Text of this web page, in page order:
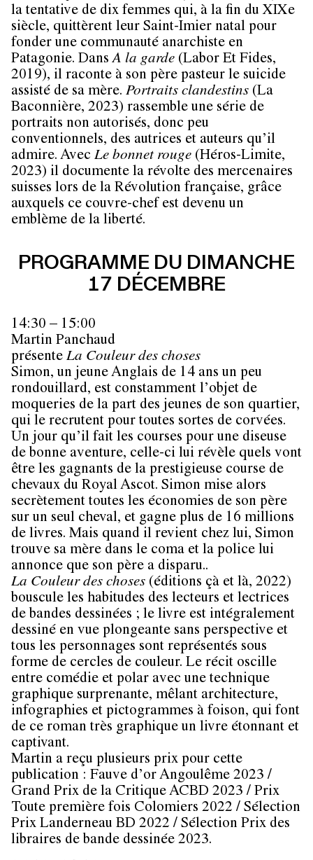
la tentative de dix femmes qui, à la fin du XIXe
siècle, quittèrent leur Saint-Imier natal pour
fonder une communauté anarchiste en
Patagonie. DansA la garde (Labor Et Fides,
2019), il raconte à son père pasteur le suicide
assisté de sa mère. Portraits clandestins (La
Baconnière, 2023) rassemble une série de
portraits non autorisés, donc peu
conventionnels, des autrices et auteurs qu’il
admire. Avec Le bonnet rouge (Héros-Limite,
2023) il documente la révolte des mercenaires
suisses lors de la Révolution française, grâce
auxquels ce couvre-chef est devenu un
emblème de la liberté.
PROGRAMME DU DIMANCHE
17 DÉCEMBRE
14:30 – 15:00
Martin Panchaud
présente La Couleur des choses
Simon, un jeune Anglais de 14 ans un peu
rondouillard, est constamment l’objet de
moqueries de la part des jeunes de son quartier,
qui le recrutent pour toutes sortes de corvées.
Un jour qu’il fait les courses pour une diseuse
de bonne aventure, celle-ci lui révèle quels vont
être les gagnants de la prestigieuse course de
chevaux du Royal Ascot. Simon mise alors
secrètement toutes les économies de son père
sur un seul cheval, et gagne plus de 16 millions
de livres. Mais quand il revient chez lui, Simon
trouve sa mère dans le coma et la police lui
annonce que son père a disparu..
La Couleur des choses (éditions çà et là, 2022)
bouscule les habitudes des lecteurs et lectrices
de bandes dessinées ; le livre est intégralement
dessiné en vue plongeante sans perspective et
tous les personnages sont représentés sous
forme de cercles de couleur. Le récit oscille
entre comédie et polar avec une technique
graphique surprenante, mêlant architecture,
infographies et pictogrammes à foison, qui font
de ce roman très graphique un livre étonnant et
captivant.
Martin a reçu plusieurs prix pour cette
publication : Fauve d’or Angoulême 2023 /
Grand Prix de la Critique ACBD 2023 / Prix
Toute première fois Colomiers 2022 / Sélection
Prix Landerneau BD 2022 / Sélection Prix des
libraires de bande dessinée 2023.